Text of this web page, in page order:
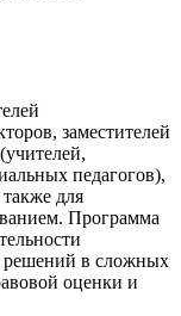
заместителей
педагогов),
для
Программа
решений в сложных
оценки и